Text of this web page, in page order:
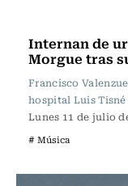
Internan de
Morgue tras
Francisco
hospital Luis
Lunes 11 de julio
# Música